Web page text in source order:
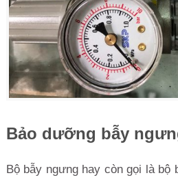
Bảo dưỡng bẫy
Bộ bẫy ngưng hay còn gọi là